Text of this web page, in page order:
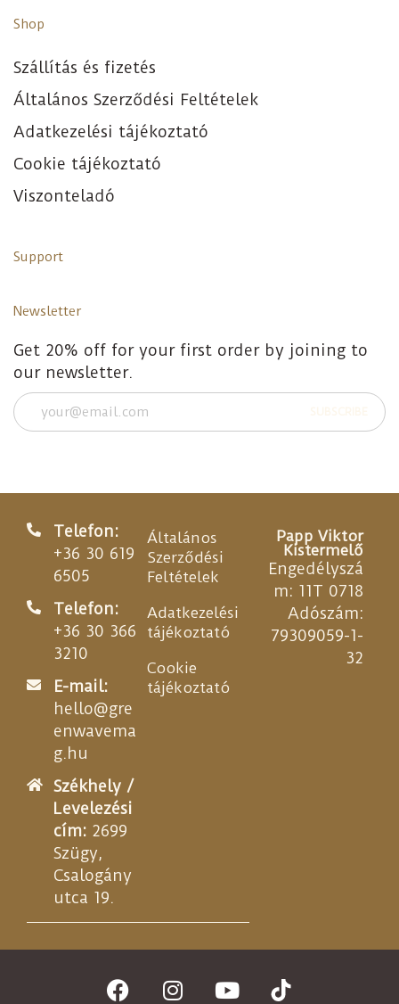
Shop
Szállítás és fizetés
Általános Szerződési Feltételek
Adatkezelési tájékoztató
Cookie tájékoztató
Viszonteladó
Support
Newsletter
Get 20% off for your first order by joining to
our newsletter.
Telefon:
+36 30 619
6505
Telefon:
+36 30 366
3210
E-mail:
hello@gre
enwavema
g.hu
Székhely /
Levelezési
cím: 2699
Szügy,
Csalogány
utca 19.
Általános
Szerződési
Feltételek
Adatkezelési
tájékoztató
Cookie
tájékoztató
Papp Viktor
Kistermelő
Engedélyszá
m: 11T 0718
Adószám:
79309059-1-
32